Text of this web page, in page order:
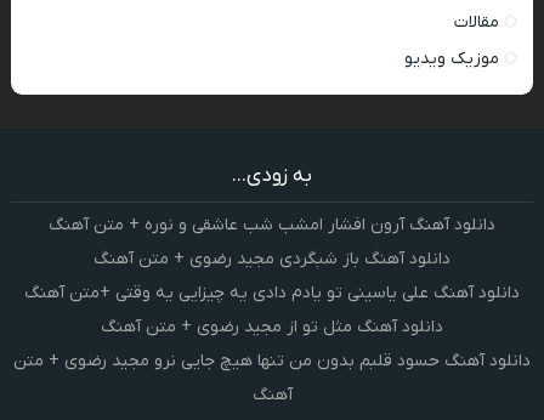
مقالات
موزیک ویدیو
به زودی...
دانلود آهنگ آرون افشار امشب شب عاشقی و نوره + متن آهنگ
دانلود آهنگ باز شبگردی مجید رضوی + متن آهنگ
دانلود آهنگ علی یاسینی تو یادم دادی یه چیزایی یه وقتی +متن آهنگ
دانلود آهنگ مثل تو از مجید رضوی + متن آهنگ
دانلود آهنگ حسود قلبم بدون من تنها هیچ جایی نرو مجید رضوی + متن
آهنگ